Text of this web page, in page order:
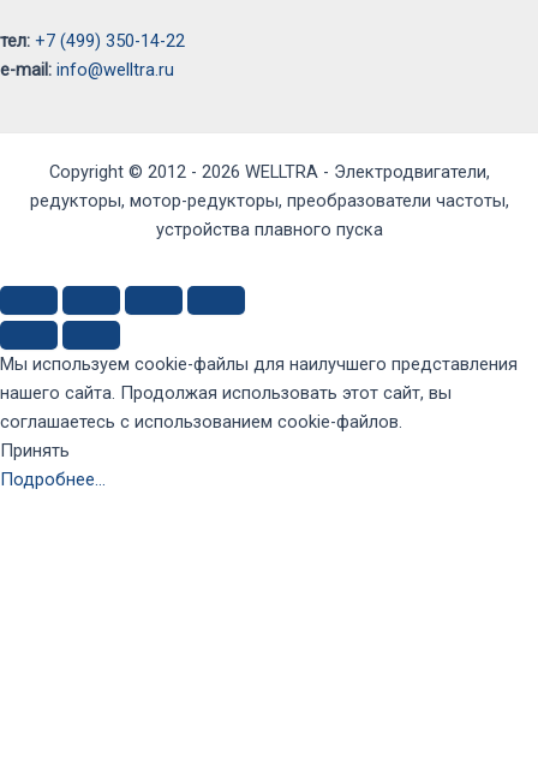
тел: +7 (499) 350-14-22
e-mail: info@welltra.ru
Copyright © 2012 - 2026 WELLTRA - Электродвигатели,
редукторы, мотор-редукторы, преобразователи частоты,
устройства плавного пуска
Мы используем cookie-файлы для наилучшего представления
нашего сайта. Продолжая использовать этот сайт, вы
соглашаетесь с использованием cookie-файлов.
Принять
Подробнее…